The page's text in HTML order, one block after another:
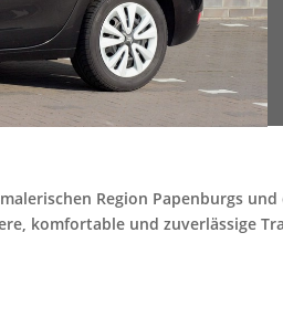
Region Papenburgs
komfortable und zuverlässige